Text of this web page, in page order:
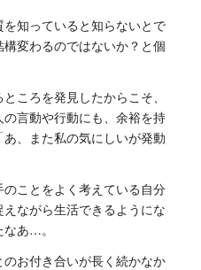
知っていると知らないとで
変わるのではないか？と個
ころを発見したからこそ、
言動や行動にも、余裕を持
、また私の気にしいが発動
ことをよく考えている自分
ながら生活できるようにな
あ…。
お付き合いが長く続かなか